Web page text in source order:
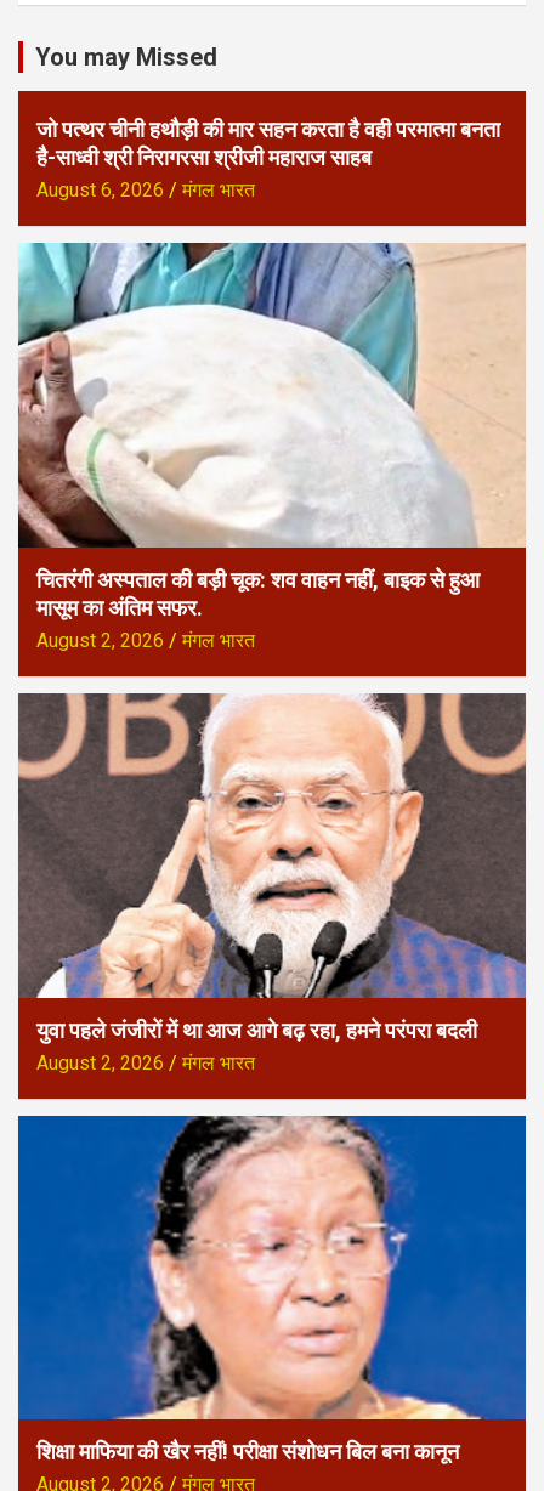
You may Missed
जो पत्थर चीनी हथौड़ी की मार सहन करता है वही परमात्मा बनता
है-साध्वी श्री निरागरसा श्रीजी महाराज साहब
August 6, 2026 मंगल भारत
चितरंगी अस्पताल की बड़ी चूक: शव वाहन नहीं, बाइक से हुआ
मासूम का अंतिम सफर.
August 2, 2026 मंगल भारत
युवा पहले जंजीरों में था आज आगे बढ़ रहा, हमने परंपरा बदली
August 2, 2026 मंगल भारत
शिक्षा माफिया की खैर नहीं! परीक्षा संशोधन बिल बना कानून
August 2, 2026 मंगल भारत